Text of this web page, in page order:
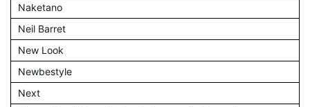
Naketano
Neil Barret
New Look
Newbestyle
Next